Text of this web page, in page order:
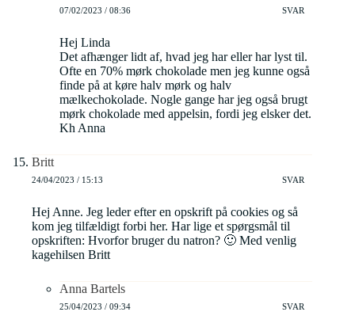
07/02/2023 / 08:36 SVAR
Hej Linda
Det afhænger lidt af, hvad jeg har eller har lyst til.
Ofte en 70% mørk chokolade men jeg kunne også
finde på at køre halv mørk og halv
mælkechokolade. Nogle gange har jeg også brugt
mørk chokolade med appelsin, fordi jeg elsker det.
Kh Anna
Britt
24/04/2023 / 15:13 SVAR
Hej Anne. Jeg leder efter en opskrift på cookies og så
kom jeg tilfældigt forbi her. Har lige et spørgsmål til
opskriften: Hvorfor bruger du natron? 🙂 Med venlig
kagehilsen Britt
Anna Bartels
25/04/2023 / 09:34 SVAR